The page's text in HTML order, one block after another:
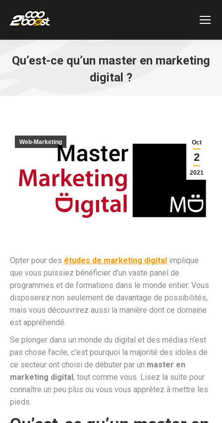
Qu’est-ce qu’un master en marketing
digital ?
Oct
2
2021
Web-Marketing
Opter pour des études de marketing digital implique
que vous puissiez bénéficier d’un vaste panel de
programmes et de formations dans le monde entier. Vous
disposerez non seulement de davantage de possibilités,
mais vous découvrirez aussi la manière dont ce domaine
est appréhendé.
Se plonger dans un monde du digital et des médias n’est
pas chose facile, c’est pourquoi la majorité des idoles de
ce secteur ont choisi de débuter par un master en
marketing digital, tout comme vous. Lisez la suite pour
connaître un peu plus ou vous vous apprêtez à mettre les
pieds.